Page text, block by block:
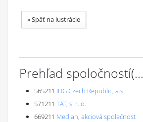
»Späť na lustrácie
Prehľad spoločností(...
565211 IDG Czech Republic, a.s.
571211 TAT, s. r. o.
669211 Median, akciová společnost